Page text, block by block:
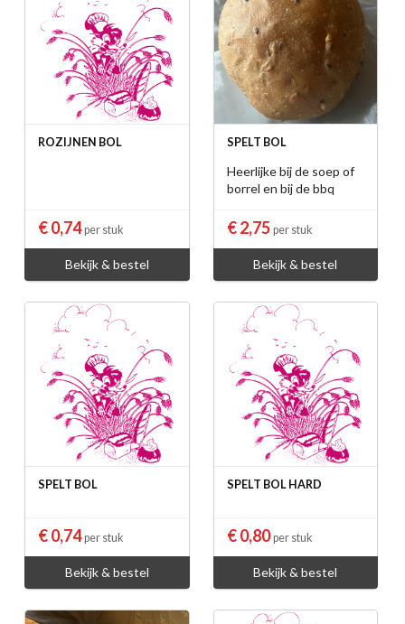
ROZIJNEN BOL
€ 0,74per stuk
Bekijk & bestel
SPELT BOL
Heerlijke bij de soep of
borrel en bij de bbq
€ 2,75 per stuk
Bekijk & bestel
SPELT BOL
€ 0,74per stuk
Bekijk & bestel
SPELT BOL HARD
€ 0,80per stuk
Bekijk & bestel